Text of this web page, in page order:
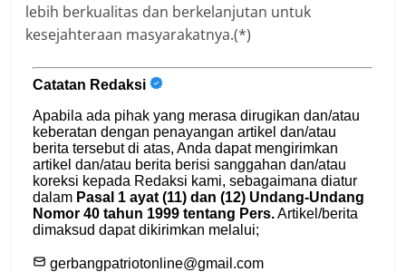
lebih berkualitas dan berkelanjutan untuk
kesejahteraan masyarakatnya.(*)